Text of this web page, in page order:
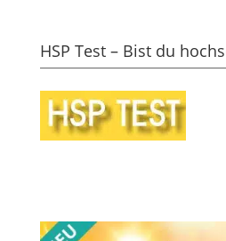
HSP Test – Bist du